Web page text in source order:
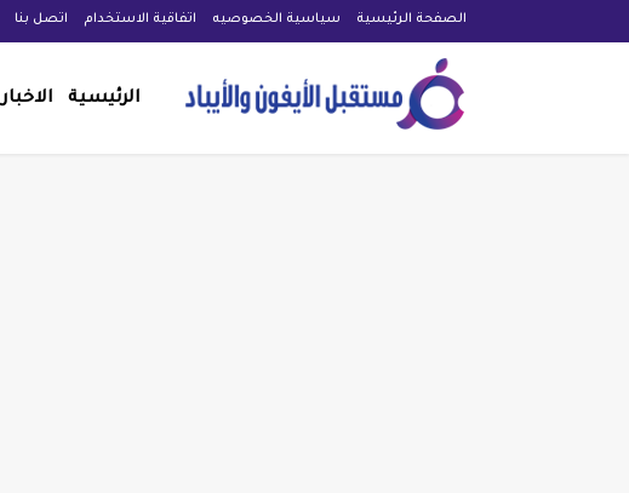
الصفحة الرئيسية سياسية الخصوصيه اتفاقية الاستخدام اتصل بنا
الرئيسية الاخبار